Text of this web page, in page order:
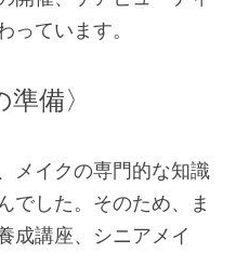
っています。
備〉
メイクの専門的な知識
でした。そのため、ま
成講座、シニアメイ